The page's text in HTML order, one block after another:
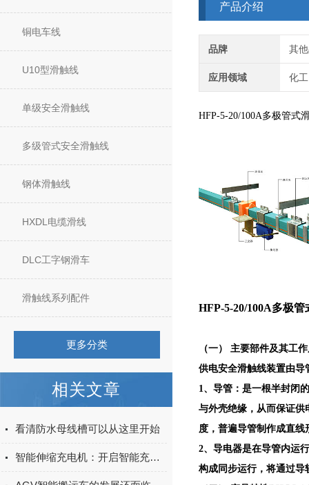
铜电车线
U10型滑触线
单级安全滑触线
多级管式安全滑触线
钢体滑触线
HXDL电缆滑线
DLC工字钢滑车
滑触线系列配件
更多分类
相关文章
看清防水母线槽可以从这里开始
智能伸缩充电机：开启智能充电新体验
产品介绍
品牌 其
应用领域 化
HFP-5-20/100A多极管式
HFP-5-20/100A多极管
（一） 主要部件及其工
供电安全滑触线装置由导
1、导管：是一根半封闭
与外壳绝缘，从而保证供
度，普遍导管制作成直
2、导电器是在导管内运
构成同步运行，将通过导